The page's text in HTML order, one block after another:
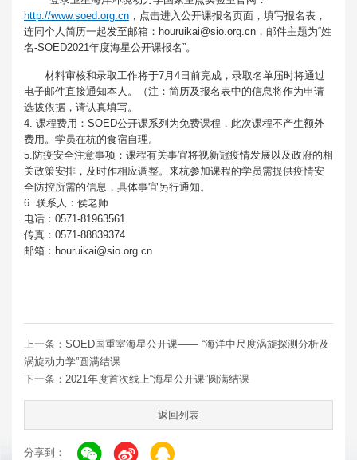
http://www.soed.org.cn ，点击进入公开课报名页面，填写报名表，
连同个人简历一起发至邮箱：houruikai@sio.org.cn，邮件主题为“姓
名-SOED2021年度海星公开课报名”。
材料审核和录取工作将于7月4日前完成，录取名单届时将通过
电子邮件直接通知本人。（注：简历及报名表中的信息将作为申请
选拔依据，请认真填写。
4. 课程费用：SOED公开课系列为免费课程，此次课程不产生额外
费用。学员在杭的食宿自理。
5.防疫安全注意事项：课程有关事宜将视新冠疫情发展以及政府的相
关政策安排，及时作相应调整。来杭参加课程的学员需提供疫情安
全防控所需的信息，具体事宜另行通知。
6. 联系人：侯老师
电话：0571-81963561
传真：0571-88839374
邮箱：houruikai@sio.org.cn
上一条： SOED国重室海星公开课—— “海洋中尺度涡旋探测分析及
涡旋动力学”圆满结课
下一条： 2021年度首次线上“海星公开课”圆满结课
返回列表
分享到：